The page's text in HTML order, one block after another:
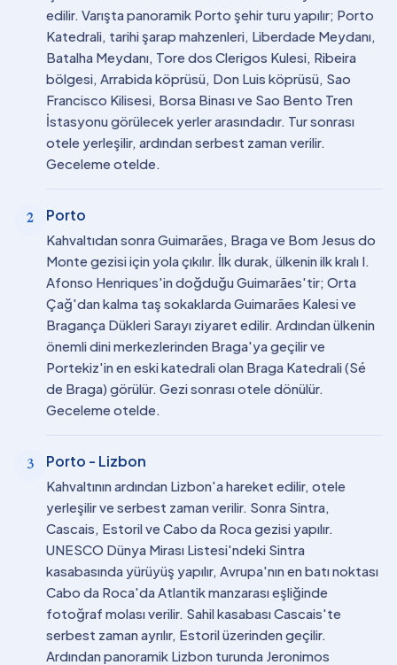
edilir. Varışta panoramik Porto şehir turu yapılır; Porto
Katedrali, tarihi şarap mahzenleri, Liberdade Meydanı,
Batalha Meydanı, Tore dos Clerigos Kulesi, Ribeira
bölgesi, Arrabida köprüsü, Don Luis köprüsü, Sao
Francisco Kilisesi, Borsa Binası ve Sao Bento Tren
İstasyonu görülecek yerler arasındadır. Tur sonrası
otele yerleşilir, ardından serbest zaman verilir.
Geceleme otelde.
2 Porto
Kahvaltıdan sonra Guimarães, Braga ve Bom Jesus do
Monte gezisi için yola çıkılır. İlk durak, ülkenin ilk kralı I.
Afonso Henriques'in doğduğu Guimarães'tir; Orta
Çağ'dan kalma taş sokaklarda Guimarães Kalesi ve
Bragança Dükleri Sarayı ziyaret edilir. Ardından ülkenin
önemli dini merkezlerinden Braga'ya geçilir ve
Portekiz'in en eski katedrali olan Braga Katedrali (Sé
de Braga) görülür. Gezi sonrası otele dönülür.
Geceleme otelde.
3 Porto - Lizbon
Kahvaltının ardından Lizbon'a hareket edilir, otele
yerleşilir ve serbest zaman verilir. Sonra Sintra,
Cascais, Estoril ve Cabo da Roca gezisi yapılır.
UNESCO Dünya Mirası Listesi'ndeki Sintra
kasabasında yürüyüş yapılır, Avrupa'nın en batı noktası
Cabo da Roca'da Atlantik manzarası eşliğinde
fotoğraf molası verilir. Sahil kasabası Cascais'te
serbest zaman ayrılır, Estoril üzerinden geçilir.
Ardından panoramik Lizbon turunda Jeronimos